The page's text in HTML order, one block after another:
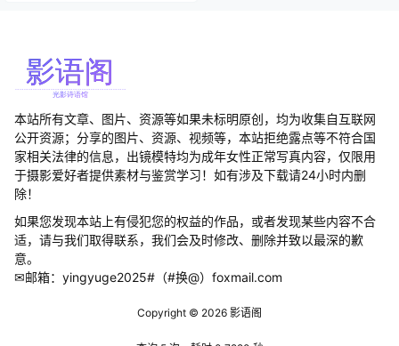
舰长图的还原，五更…
本站所有文章、图片、资源等如果未标明原创，均为收集自互联网
公开资源；分享的图片、资源、视频等，本站拒绝露点等不符合国
家相关法律的信息，出镜模特均为成年女性正常写真内容，仅限用
于摄影爱好者提供素材与鉴赏学习！如有涉及下载请24小时内删
除！
如果您发现本站上有侵犯您的权益的作品，或者发现某些内容不合
适，请与我们取得联系，我们会及时修改、删除并致以最深的歉
意。
✉邮箱：yingyuge2025#（#换@）foxmail.com
Copyright © 2026 影语阁